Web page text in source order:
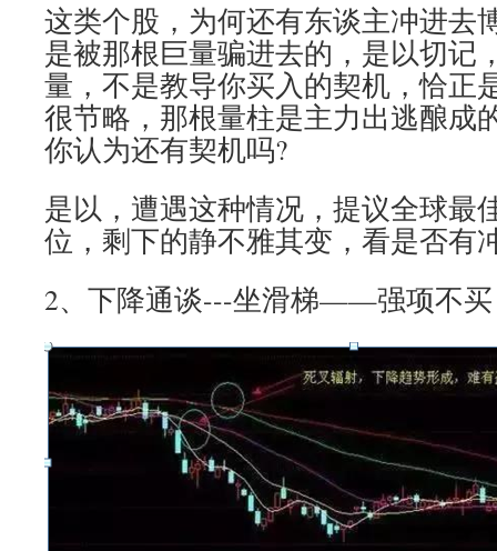
这类个股，为何还有东谈主冲进去
是被那根巨量骗进去的，是以切记
量，不是教导你买入的契机，恰正
很节略，那根量柱是主力出逃酿成
你认为还有契机吗?
是以，遭遇这种情况，提议全球最
位，剩下的静不雅其变，看是否有
2、下降通谈---坐滑梯——强项不买